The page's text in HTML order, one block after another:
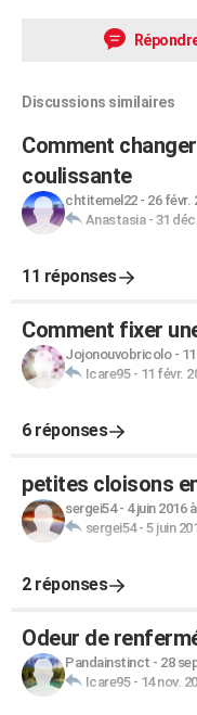
Discussions similaires
Comment
coulissante
chtitemel22- 26 févr.
Anastasia- 31
11 réponses
Comment fixer
Jojonouvobricolo-
Icare95- 11 févr.
6 réponses
petites cloisons
sergei54- 4 juin 2016
sergei54- 5 juin
2 réponses
Odeur de
Pandainstinct - 28
Icare95- 14 nov.